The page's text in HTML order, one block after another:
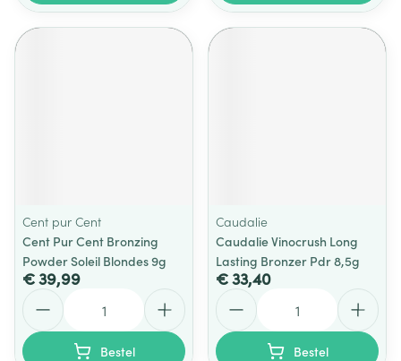
Cent pur Cent
Cent Pur Cent Bronzing
Powder Soleil Blondes 9g
€ 39,99
Bestel
Caudalie
Caudalie Vinocrush Long
Lasting Bronzer Pdr 8,5g
€ 33,40
Bestel